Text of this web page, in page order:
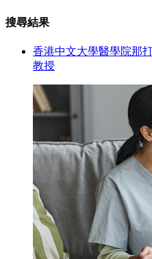
搜尋結果
香港中文大學醫學院那
教授